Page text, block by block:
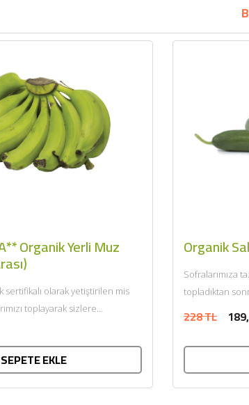
Organik Yerli Muz
sertifikalı olarak yetiştirilen mis
toplayarak sizlere
SEPETE EKLE
Organik
Sofralarımıza
topladıktan
228 TL